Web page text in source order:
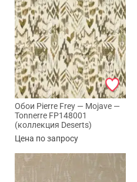
Обои Pierre Frey — Mojave —
Tonnerre FP148001
(коллекция Deserts)
Цена по запросу